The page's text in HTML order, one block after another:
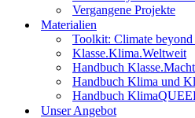
Vergangene Projekte
Materialien
Toolkit: Climate beyond
Klasse.Klima.Weltweit
Handbuch
Handbuch Klima und
Handbuch
Unser Angebot